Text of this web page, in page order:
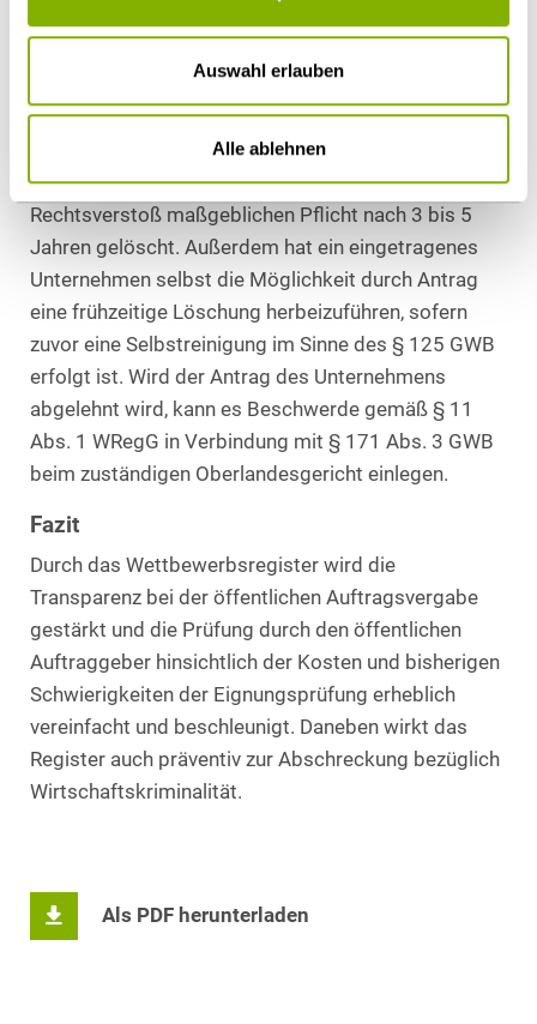
Auswahl erlauben
Alle ablehnen
eingetragen, so wird dieser regelmäßig auch zum
Ausschluss des Bieters führen.
Löschung des Eintrags nach Fristablauf oder
durch Selbstreinigung
Eintragungen werden je nach der für den
Rechtsverstoß maßgeblichen Pflicht nach 3 bis 5
Jahren gelöscht. Außerdem hat ein eingetragenes
Unternehmen selbst die Möglichkeit durch Antrag
eine frühzeitige Löschung herbeizuführen, sofern
zuvor eine Selbstreinigung im Sinne des § 125 GWB
erfolgt ist. Wird der Antrag des Unternehmens
abgelehnt wird, kann es Beschwerde gemäß § 11
Abs. 1 WRegG in Verbindung mit § 171 Abs. 3 GWB
beim zuständigen Oberlandesgericht einlegen.
Fazit
Durch das Wettbewerbsregister wird die
Transparenz bei der öffentlichen Auftragsvergabe
gestärkt und die Prüfung durch den öffentlichen
Auftraggeber hinsichtlich der Kosten und bisherigen
Schwierigkeiten der Eignungsprüfung erheblich
vereinfacht und beschleunigt. Daneben wirkt das
Register auch präventiv zur Abschreckung bezüglich
Wirtschaftskriminalität.
Als PDF herunterladen